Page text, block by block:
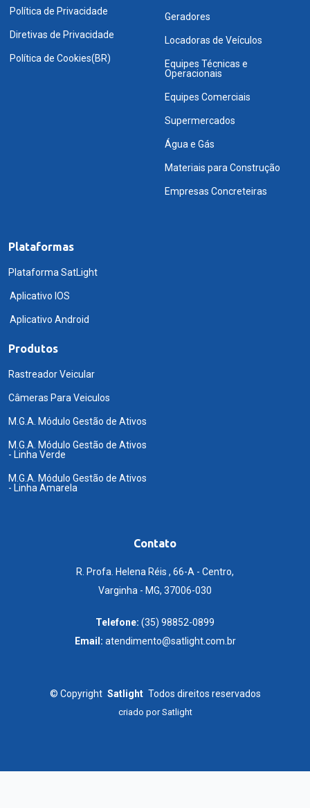
Política de Privacidade
Diretivas de Privacidade
Política de Cookies(BR)
Geradores
Locadoras de Veículos
Equipes Técnicas e
Operacionais
Equipes Comerciais
Supermercados
Água e Gás
Materiais para Construção
Empresas Concreteiras
Plataformas
Plataforma SatLight
Aplicativo IOS
Aplicativo Android
Produtos
Rastreador Veicular
Câmeras Para Veiculos
M.G.A. Módulo Gestão de Ativos
M.G.A. Módulo Gestão de Ativos
- Linha Verde
M.G.A. Módulo Gestão de Ativos
- Linha Amarela
Contato
R. Profa. Helena Réis , 66-A - Centro,
Varginha - MG, 37006-030
Telefone: (35) 98852-0899
Email: atendimento@satlight.com.br
© Copyright Satlight Todos direitos reservados
criado porSatlight